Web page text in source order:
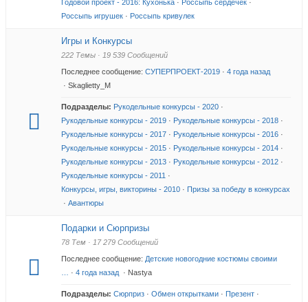
Годовой проект - 2016: Кухонька · Россыпь сердечек ·
Россыпь игрушек · Россыпь кривулек
Игры и Конкурсы
222 Темы · 19 539 Сообщений
Последнее сообщение: СУПЕРПРОЕКТ-2019 · 4 года назад
· Skaglietty_M
Подразделы: Рукодельные конкурсы - 2020 ·
Рукодельные конкурсы - 2019 · Рукодельные конкурсы - 2018 ·
Рукодельные конкурсы - 2017 · Рукодельные конкурсы - 2016 ·
Рукодельные конкурсы - 2015 · Рукодельные конкурсы - 2014 ·
Рукодельные конкурсы - 2013 · Рукодельные конкурсы - 2012 ·
Рукодельные конкурсы - 2011 ·
Конкурсы, игры, викторины - 2010 · Призы за победу в конкурсах
· Авантюры
Подарки и Сюрпризы
78 Тем · 17 279 Сообщений
Последнее сообщение: Детские новогодние костюмы своими
· 4 года назад · Nastya
Подразделы: Сюрприз · Обмен открытками · Презент ·